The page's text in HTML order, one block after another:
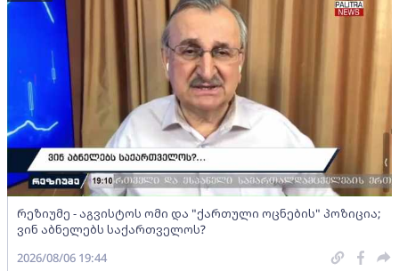
რეზიუმე - აგვისტოს ომი და "ქართული ოცნების" პოზიცია;
ვინ აბნელებს საქართველოს?
2026/08/06 19:44